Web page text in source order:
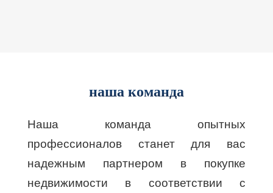
наша команда
Наша команда опытных
профессионалов станет для вас
надежным партнером в покупке
недвижимости в соответствии с